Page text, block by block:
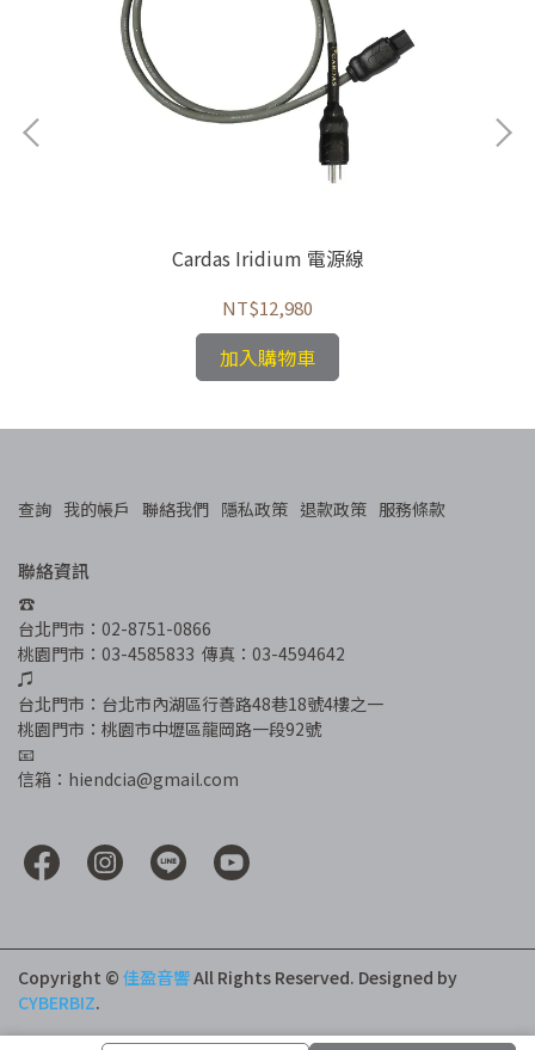
Cardas Iridium 電源線
NT$12,980
加入購物車
查詢 我的帳戶 聯絡我們 隱私政策 退款政策 服務條款
聯絡資訊
☎︎
台北門市：02-8751-0866
桃園門市：03-4585833  傳真：03-4594642
♫
台北門市：台北市內湖區行善路48巷18號4樓之一
桃園門市：桃園市中壢區龍岡路一段92號
📧
信箱：hiendcia@gmail.com
Copyright © 佳盈音響All Rights Reserved. Designed by
CYBERBIZ.